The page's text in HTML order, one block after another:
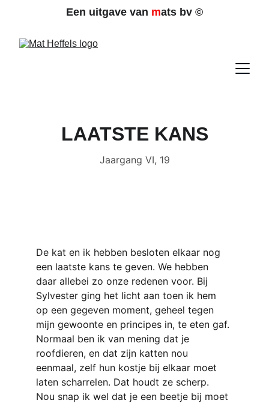
Een uitgave van mats bv ©
LAATSTE KANS
Jaargang VI, 19
De kat en ik hebben besloten elkaar nog
een laatste kans te geven. We hebben
daar allebei zo onze redenen voor. Bij
Sylvester ging het licht aan toen ik hem
op een gegeven moment, geheel tegen
mijn gewoonte en principes in, te eten gaf.
Normaal ben ik van mening dat je
roofdieren, en dat zijn katten nou
eenmaal, zelf hun kostje bij elkaar moet
laten scharrelen. Dat houdt ze scherp.
Nou snap ik wel dat je een beetje bij moet